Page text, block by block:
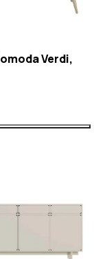
Verdi,